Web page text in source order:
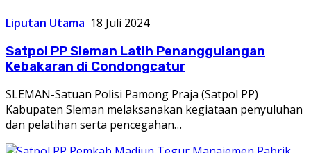
Liputan Utama 18 Juli 2024
Satpol PP Sleman Latih Penanggulangan
Kebakaran di Condongcatur
SLEMAN-Satuan Polisi Pamong Praja (Satpol PP)
Kabupaten Sleman melaksanakan kegiataan penyuluhan
dan pelatihan serta pencegahan…